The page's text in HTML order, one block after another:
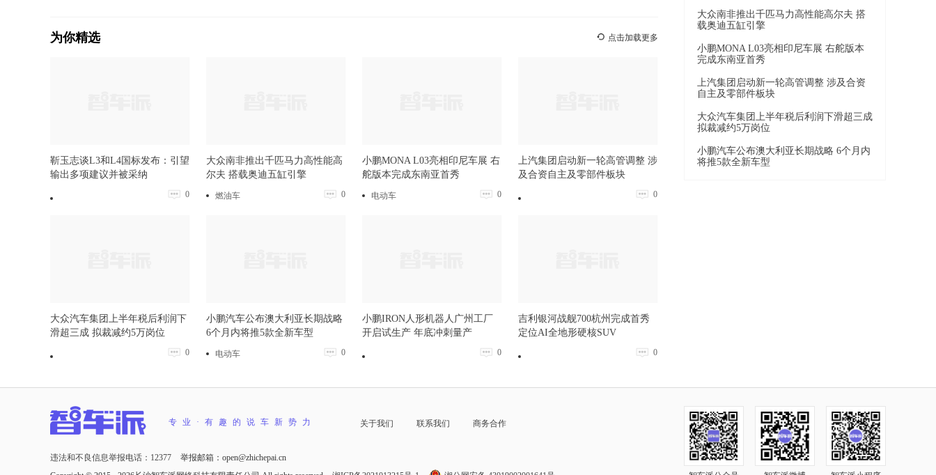
为你精选 点击加载更多
靳玉志谈L3和L4国标发布：引望
输出多项建议并被采纳
0
大众南非推出千匹马力高性能高
尔夫 搭载奥迪五缸引擎
燃油车 0
小鹏MONA L03亮相印尼车展 右
舵版本完成东南亚首秀
电动车 0
上汽集团启动新一轮高管调整 涉
及合资自主及零部件板块
0
大众汽车集团上半年税后利润下
滑超三成 拟裁减约5万岗位
0
小鹏汽车公布澳大利亚长期战略
6个月内将推5款全新车型
电动车 0
小鹏IRON人形机器人广州工厂
开启试生产 年底冲刺量产
0
吉利银河战舰700杭州完成首秀
定位AI全地形硬核SUV
0
大众南非推出千匹马力高性能高尔夫 搭
载奥迪五缸引擎
小鹏MONA L03亮相印尼车展 右舵版本
完成东南亚首秀
上汽集团启动新一轮高管调整 涉及合资
自主及零部件板块
大众汽车集团上半年税后利润下滑超三成
拟裁减约5万岗位
小鹏汽车公布澳大利亚长期战略 6个月内
将推5款全新车型
专业·有趣的说车新势力 关于我们 联系我们 商务合作
违法和不良信息举报电话：12377
举报邮箱：open@zhichepai.cn